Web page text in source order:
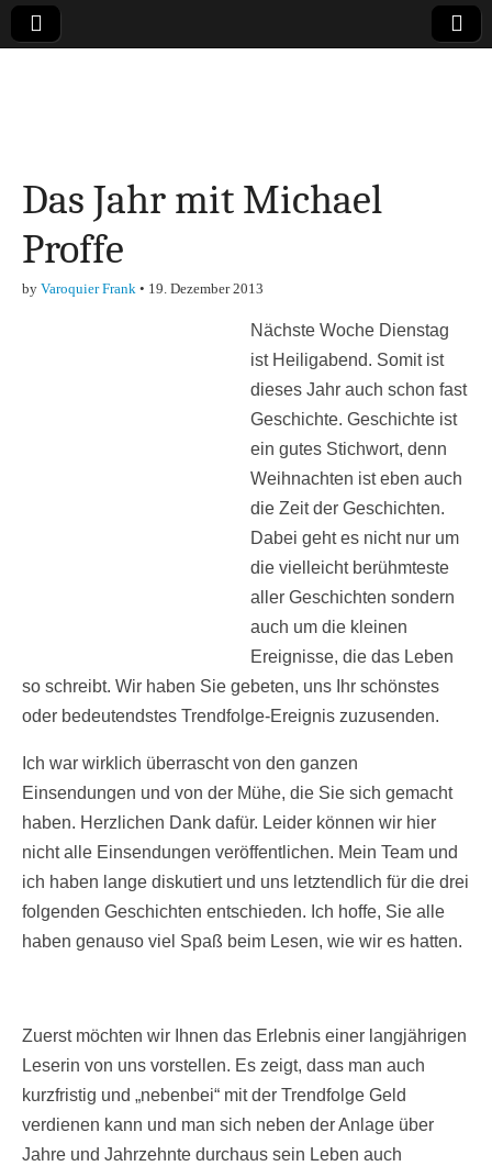
Finanzen,
Marketing-, Vertrieb-
& Investment-Tipps
Das Jahr mit Michael
Proffe
by Varoquier Frank • 19. Dezember 2013
Nächste Woche Dienstag
ist Heiligabend. Somit ist
dieses Jahr auch schon fast
Geschichte. Geschichte ist
ein gutes Stichwort, denn
Weihnachten ist eben auch
die Zeit der Geschichten.
Dabei geht es nicht nur um
die vielleicht berühmteste
aller Geschichten sondern
auch um die kleinen
Ereignisse, die das Leben
so schreibt. Wir haben Sie gebeten, uns Ihr schönstes
oder bedeutendstes Trendfolge-Ereignis zuzusenden.
Ich war wirklich überrascht von den ganzen
Einsendungen und von der Mühe, die Sie sich gemacht
haben. Herzlichen Dank dafür. Leider können wir hier
nicht alle Einsendungen veröffentlichen. Mein Team und
ich haben lange diskutiert und uns letztendlich für die drei
folgenden Geschichten entschieden. Ich hoffe, Sie alle
haben genauso viel Spaß beim Lesen, wie wir es hatten.
Zuerst möchten wir Ihnen das Erlebnis einer langjährigen
Leserin von uns vorstellen. Es zeigt, dass man auch
kurzfristig und „nebenbei“ mit der Trendfolge Geld
verdienen kann und man sich neben der Anlage über
Jahre und Jahrzehnte durchaus sein Leben auch